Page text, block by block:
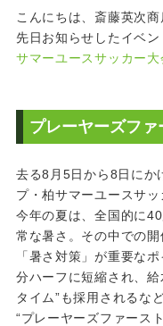
こんにちは、斎藤英次
先日お知らせしたイベン
サマーユースサッカー大
プレーヤーズファ
去る8月5日から8日にか
プ・柏サマーユースサ
今年の夏は、全国的に
常な暑さ。その中での
「暑さ対策」が重要な
分ハーフに短縮され、
タイム”も採用されるな
“プレーヤーズファース